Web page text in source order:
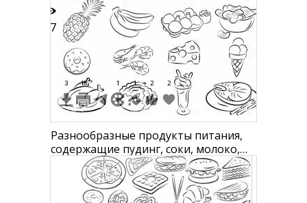
67
3 18 1 1 2 2
Разнообразные продукты питания,
содержащие пудинг, соки, молоко,
выпечку, суп, помидоры, пиццу,
кашу, яйца, булочку, ананас, бананы,
яйца, овощной салат, пончик, салат,